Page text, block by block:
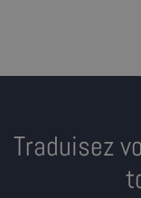
Traduisez